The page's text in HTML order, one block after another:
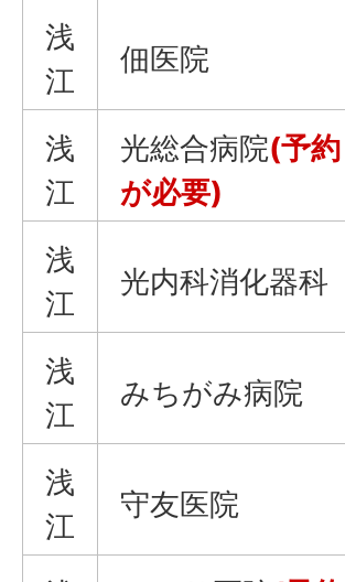
浅
江
佃医院
浅
江
光総合病院(予約
が必要)
浅
江
光内科消化器科
浅
江
みちがみ病院
浅
江
守友医院